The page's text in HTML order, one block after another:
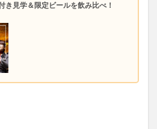
き見学＆限定ビールを飲み比べ！